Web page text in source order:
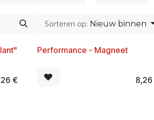
Sorteren op: Nieuw binnen
€
Nieuw!
Performance - Magneet
8,26